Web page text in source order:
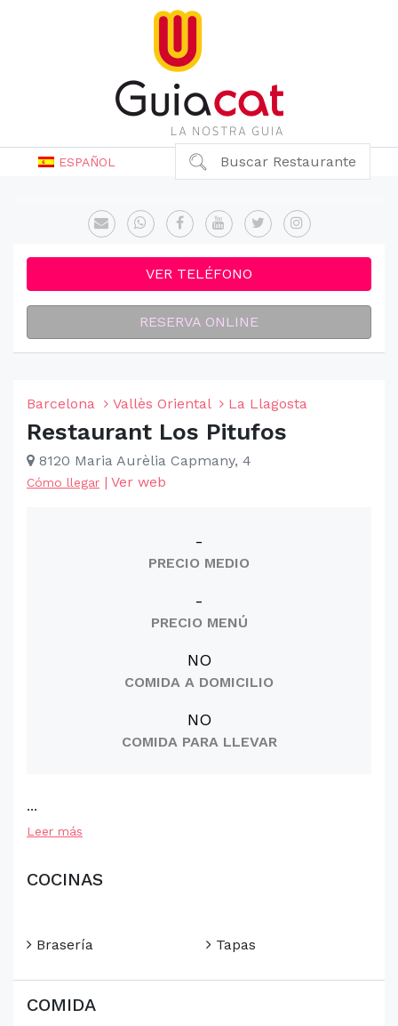
ESPAÑOL Buscar Restaurante
VER TELÉFONO
RESERVA ONLINE
Barcelona Vallès Oriental La Llagosta
Restaurant Los Pitufos
8120 Maria Aurèlia Capmany, 4
Cómo llegar | Ver web
-
PRECIO MEDIO
-
PRECIO MENÚ
NO
COMIDA A DOMICILIO
NO
COMIDA PARA LLEVAR
...
Leer más
COCINAS
Brasería Tapas
COMIDA